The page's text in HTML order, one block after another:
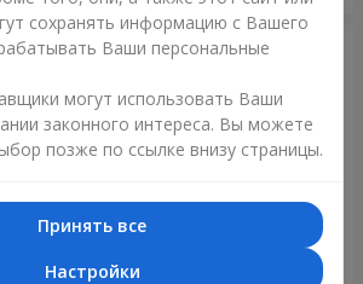
сохранять информацию с Вашего
Ваши персональные
могут использовать Ваши
законного интереса. Вы можете
позже по ссылке внизу страницы.
Принять все
Настройки